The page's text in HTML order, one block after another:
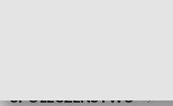
SPOŁECZEŃSTWO